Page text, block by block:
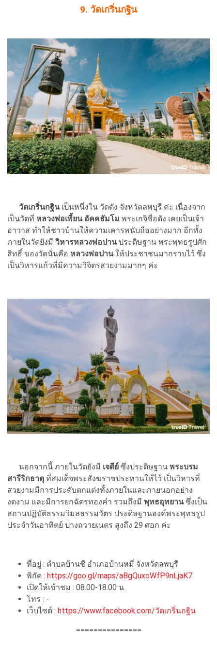
9. วัดเกริ่นกฐิน
วัดเกริ่นกฐินเป็นหนึ่งใน วัดดัง จังหวัดลพบุรี ค่ะ เนื่องจาก
เป็นวัดที่ หลวงพ่อเพี้ยน อัคคธัมโม พระเกจิชื่อดัง เคยเป็นเจ้า
อาวาส ทำให้ชาวบ้านให้ความเคารพนับถืออย่างมาก อีกทั้ง
ภายในวัดยังมี วิหารหลวงพ่อปานประดิษฐาน พระพุทธรูปศัก
สิทธิ์ ของวัดนั่นคือ หลวงพ่อปานให้ประชาชนมากราบไว้ ซึ่ง
เป็นวิหารแก้วที่มีความวิจิตรสวยงามมากๆ ค่ะ
นอกจากนี้ ภายในวัดยังมี เจดีย์ ซึ่งประดิษฐาน พระบรม
สารีริกธาตุ ที่สมเด็จพระสังฆราชประทานให้ไว้ เป็นวิหารที่
สวยงามมีการประดับตกแต่งทั้งภายในและภายนอกอย่าง
งดงาม และมีการยกฉัตรทองคำ รวมถึงมี พุทธอุทยานซึ่งเป็น
สถานปฏิบัติธรรมวิมลธรรมวัตร ประดิษฐานองค์พระพุทธรูป
ประจำวันอาทิตย์ ปางถวายเนตร สูงถึง 29 ศอก ค่ะ
ที่อยู่ : ตำบลบ้านชี อำเภอบ้านหมี่ จังหวัดลพบุรี
พิกัด : https://goo.gl/maps/aBgQuxoWfP9nLjaK7
เปิดให้เข้าชม : 08.00-18.00 น.
โทร : -
เว็บไซต์ : https://www.facebook.com/วัดเกริ่นกฐิน
===============